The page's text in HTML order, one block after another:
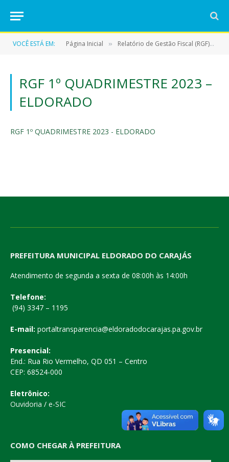
VOCÊ ESTÁ EM: Página Inicial » Relatório de Gestão Fiscal (RGF)
RGF 1º QUADRIMESTRE 2023 –
ELDORADO
RGF 1º QUADRIMESTRE 2023 - ELDORADO
PREFEITURA MUNICIPAL ELDORADO DO CARAJÁS
Atendimento de segunda a sexta de 08:00h às 14:00h
Telefone:
(94) 3347 – 1195
E-mail: portaltransparencia@eldoradodocarajas.pa.gov.br
Presencial:
End.: Rua Rio Vermelho, QD 051 – Centro
CEP: 68524-000
Eletrônico:
Ouvidoria / e-SIC
COMO CHEGAR À PREFEITURA